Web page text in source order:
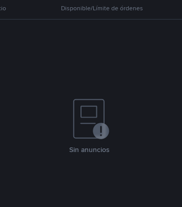
Disponible/Límite de órdenes
Sin anuncios